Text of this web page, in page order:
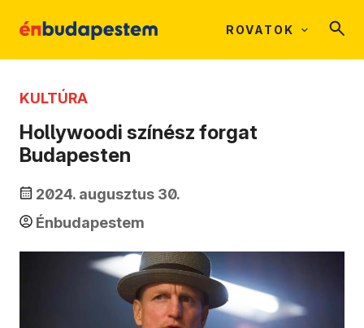
ROVATOK
KULTÚRA
Hollywoodi színész forgat
Budapesten
2024. augusztus 30.
Énbudapestem